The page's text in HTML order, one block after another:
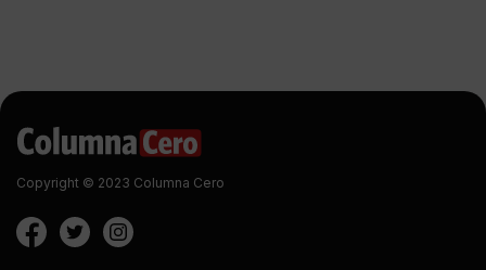
Copyright © 2023 Columna Cero